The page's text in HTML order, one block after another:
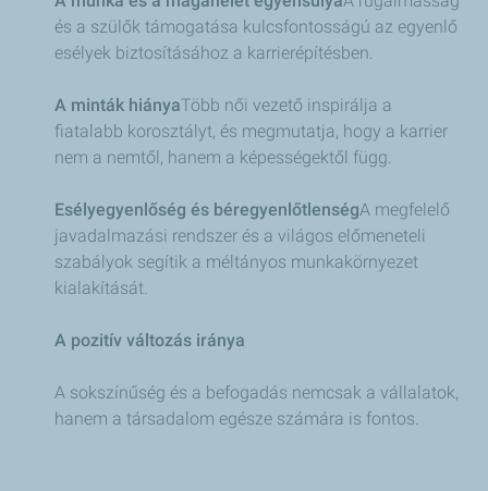
és a szülők támogatása kulcsfontosságú az egyenlő
esélyek biztosításához a karrierépítésben.
A minták hiányaTöbb női vezető inspirálja a
fiatalabb korosztályt, és megmutatja, hogy a karrier
nem a nemtől, hanem a képességektől függ.
Esélyegyenlőség és béregyenlőtlenségA megfelelő
javadalmazási rendszer és a világos előmeneteli
szabályok segítik a méltányos munkakörnyezet
kialakítását.
A pozitív változás iránya
A sokszínűség és a befogadás nemcsak a vállalatok,
hanem a társadalom egésze számára is fontos.